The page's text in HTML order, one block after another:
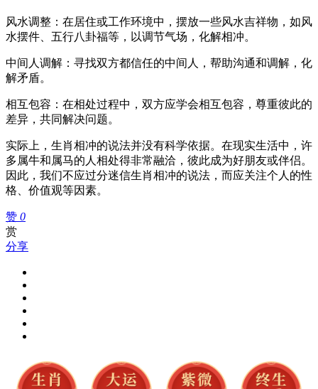
风水调整：在居住或工作环境中，摆放一些风水吉祥物，如风
水摆件、五行八卦福等，以调节气场，化解相冲。
中间人调解：寻找双方都信任的中间人，帮助沟通和调解，化
解矛盾。
相互包容：在相处过程中，双方应学会相互包容，尊重彼此的
差异，共同解决问题。
实际上，生肖相冲的说法并没有科学依据。在现实生活中，许
多属牛和属马的人相处得非常融洽，彼此成为好朋友或伴侣。
因此，我们不应过分迷信生肖相冲的说法，而应关注个人的性
格、价值观等因素。
赞 0
赏
分享